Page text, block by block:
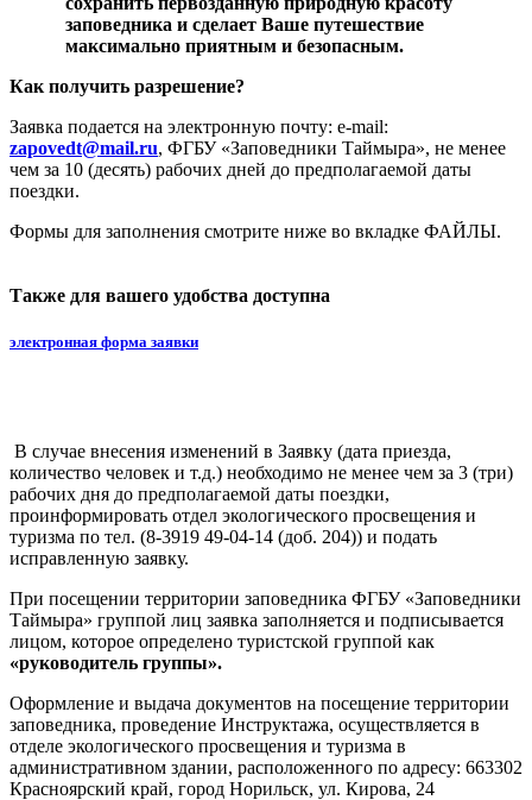
Выполнение этих несложных правил позволит
сохранить первозданную природную красоту
максимально приятным и безопасным.
Как получить разрешение?
Заявка подается на электронную почту: e-mail:
zapovedt@mail.ru
поездки.
Также для вашего удобства доступна
В случае внесения изменений в Заявку (дата приезда,
количество человек и т.д.) необходимо не менее чем за 3 (три)
рабочих дня до предполагаемой даты поездки,
проинформировать отдел экологического просвещения и
исправленную заявку.
При посещении территории заповедника ФГБУ «Заповедники
Таймыра» группой лиц заявка заполняется и подписывается
«руководитель группы».
Оформление и выдача документов на посещение территории
заповедника, проведение Инструктажа, осуществляется в
отделе экологического просвещения и туризма в